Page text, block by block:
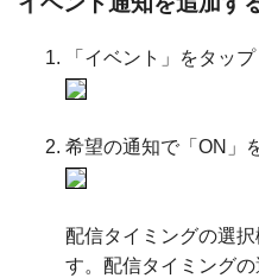
「イベント」をタップ
希望の通知で「ON」
配信タイミングの選
す。配信タイミング